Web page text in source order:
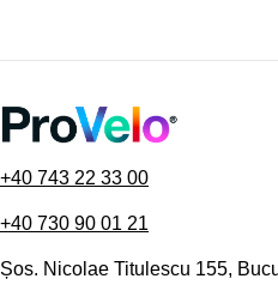
+40 743 22 33 00
+40 730 90 01 21
Șos. Nicolae Titulescu 155,